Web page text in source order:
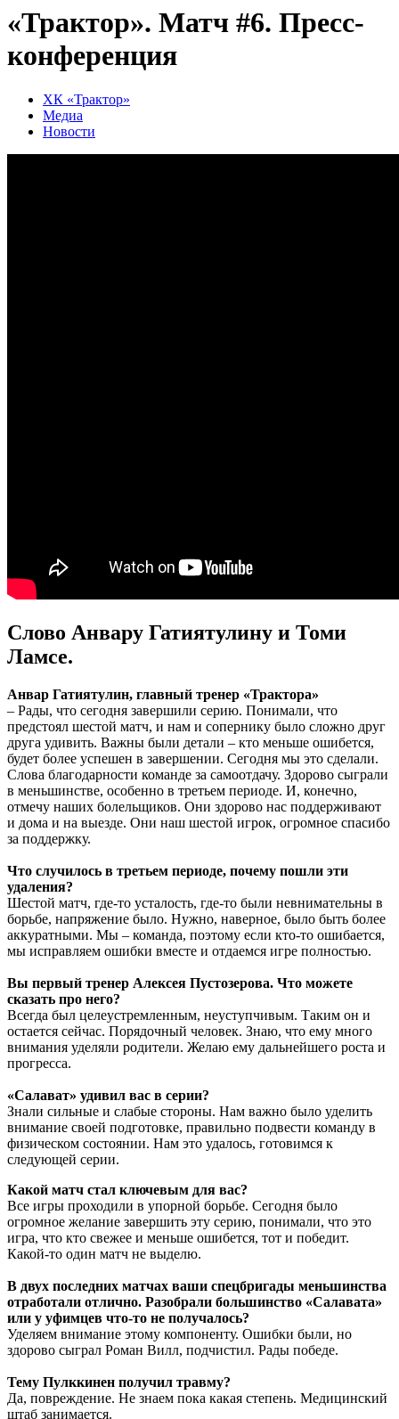
«Трактор». Матч #6. Пресс-
конференция
ХК «Трактор»
Медиа
Новости
Слово Анвару Гатиятулину и Томи
Ламсе.
Анвар Гатиятулин, главный тренер «Трактора»
– Рады, что сегодня завершили серию. Понимали, что
предстоял шестой матч, и нам и сопернику было сложно друг
друга удивить. Важны были детали – кто меньше ошибется,
будет более успешен в завершении. Сегодня мы это сделали.
Слова благодарности команде за самоотдачу. Здорово сыграли
в меньшинстве, особенно в третьем периоде. И, конечно,
отмечу наших болельщиков. Они здорово нас поддерживают
и дома и на выезде. Они наш шестой игрок, огромное спасибо
за поддержку.
Что случилось в третьем периоде, почему пошли эти
удаления?
Шестой матч, где-то усталость, где-то были невнимательны в
борьбе, напряжение было. Нужно, наверное, было быть более
аккуратными. Мы – команда, поэтому если кто-то ошибается,
мы исправляем ошибки вместе и отдаемся игре полностью.
Вы первый тренер Алексея Пустозерова. Что можете
сказать про него?
Всегда был целеустремленным, неуступчивым. Таким он и
остается сейчас. Порядочный человек. Знаю, что ему много
внимания уделяли родители. Желаю ему дальнейшего роста и
прогресса.
«Салават» удивил вас в серии?
Знали сильные и слабые стороны. Нам важно было уделить
внимание своей подготовке, правильно подвести команду в
физическом состоянии. Нам это удалось, готовимся к
следующей серии.
Какой матч стал ключевым для вас?
Все игры проходили в упорной борьбе. Сегодня было
огромное желание завершить эту серию, понимали, что это
игра, что кто свежее и меньше ошибется, тот и победит.
Какой-то один матч не выделю.
В двух последних матчах ваши спецбригады меньшинства
отработали отлично. Разобрали большинство «Салавата»
или у уфимцев что-то не получалось?
Уделяем внимание этому компоненту. Ошибки были, но
здорово сыграл Роман Вилл, подчистил. Рады победе.
Тему Пулккинен получил травму?
Да, повреждение. Не знаем пока какая степень. Медицинский
штаб занимается.